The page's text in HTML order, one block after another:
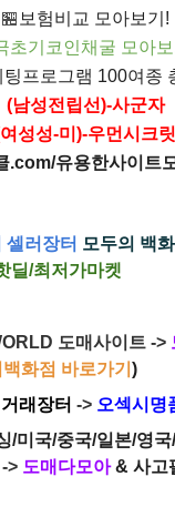
🏪 보험비교 모아보기!
초기코인채굴 모아
팅프로그램 100여종
(남성전립선)-사군자
성성-미)-우먼시크릿
.com/유용한사이트
셀러장터 모두의 백
딜/최저가마켓
도매사이트 ->
백화점 바로가기)
래장터 -> 오섹시명
/미국/중국/일본/영
-> 도매다모아 & 사고